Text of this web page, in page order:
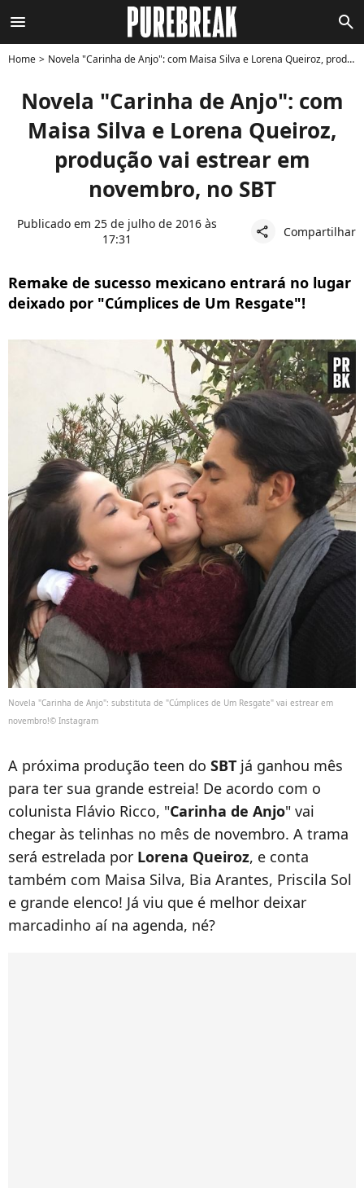
menu search
Home Novela "Carinha de Anjo": com Maisa Silva e Lorena Queiroz, produção vai estrear em novembro, no SBT
Novela "Carinha de Anjo": com
Maisa Silva e Lorena Queiroz,
produção vai estrear em
novembro, no SBT
Publicado em 25 de julho de 2016 às
17:31
share Compartilhar
Remake de sucesso mexicano entrará no lugar
deixado por "Cúmplices de Um Resgate"!
Novela "Carinha de Anjo": substituta de "Cúmplices de Um Resgate" vai estrear em
novembro!© Instagram
A próxima produção teen do SBT já ganhou mês
para ter sua grande estreia! De acordo com o
colunista Flávio Ricco, "Carinha de Anjo" vai
chegar às telinhas no mês de novembro. A trama
será estrelada por Lorena Queiroz, e conta
também com Maisa Silva, Bia Arantes, Priscila Sol
e grande elenco! Já viu que é melhor deixar
marcadinho aí na agenda, né?